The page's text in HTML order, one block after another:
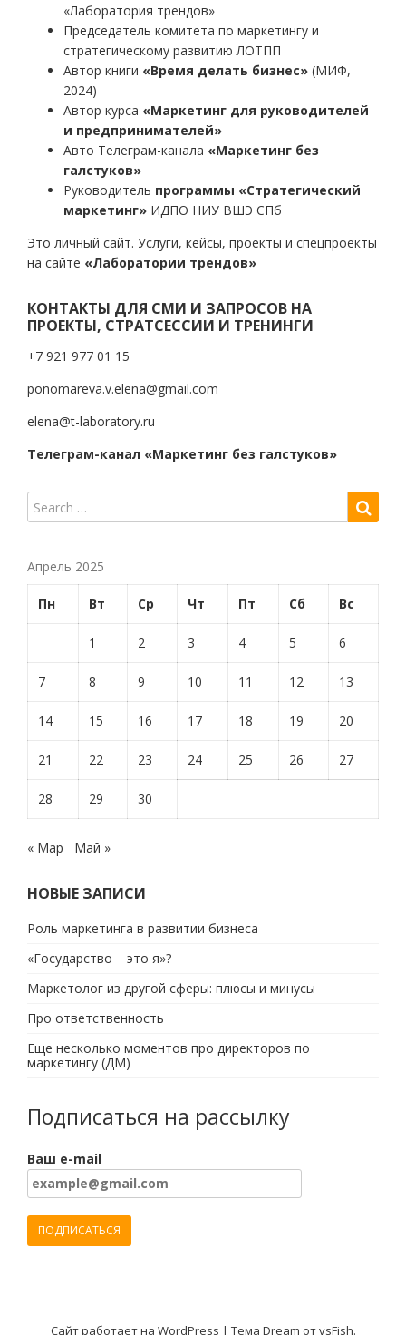
«Лаборатория трендов»
Председатель комитета по маркетингу и
стратегическому развитию ЛОТПП
Автор книги «Время делать бизнес» (МИФ,
2024)
Автор курса «Маркетинг для руководителей
и предпринимателей»
Авто Телеграм-канала «Маркетинг без
галстуков»
Руководитель программы «Стратегический
маркетинг» ИДПО НИУ ВШЭ СПб
Это личный сайт. Услуги, кейсы, проекты и спецпроекты
на сайте «Лаборатории трендов»
КОНТАКТЫ ДЛЯ СМИ И ЗАПРОСОВ НА
ПРОЕКТЫ, СТРАТСЕССИИ И ТРЕНИНГИ
+7 921 977 01 15
ponomareva.v.elena@gmail.com
elena@t-laboratory.ru
Телеграм-канал «Маркетинг без галстуков»
Апрель 2025
Пн Вт Ср Чт Пт Сб Вс
1 2 3 4 5 6
7 8 9 10 11 12 13
14 15 16 17 18 19 20
21 22 23 24 25 26 27
28 29 30
« Мар Май »
НОВЫЕ ЗАПИСИ
Роль маркетинга в развитии бизнеса
«Государство – это я»?
Маркетолог из другой сферы: плюсы и минусы
Про ответственность
Еще несколько моментов про директоров по
маркетингу (ДМ)
Подписаться на рассылку
Ваш e-mail
Сайт работает на WordPress | Тема Dream отvsFish.